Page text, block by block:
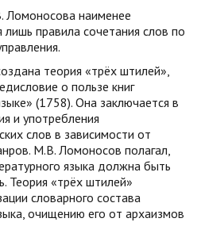
Ломоносова наименее
правила сочетания слов по
теория «трёх штилей»,
о пользе книг
(1758). Она заключается в
и употребления
слов в зависимости от
М.В. Ломоносов полагал,
языка должна быть
Теория «трёх штилей»
словарного состава
очищению его от архаизмов